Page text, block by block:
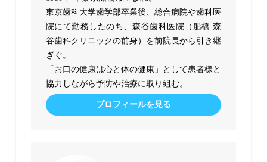
東京歯科大学歯学部卒業後、総合病院や歯科医
院にて勤務したのち、森谷歯科医院（船橋 森
谷歯科クリニックの前身）を前院長から引き継
ぎぐ。
「お口の健康は心と体の健康」として患者様と
協力しながら予防や治療に取り組む。
プロフィールを見る